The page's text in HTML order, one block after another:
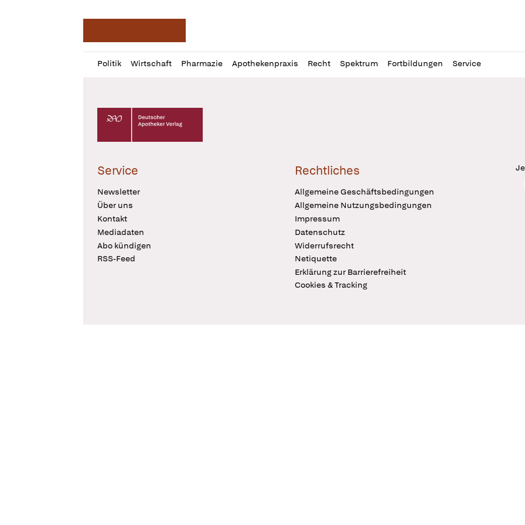
Politik Wirtschaft Pharmazie Apothekenpraxis Recht Spektrum Fortbildungen Service
Profil
öffnen
Daz
Pur
Deutscher Apotheker Verlag Logo
Service
Newsletter
Über uns
Kontakt
Mediadaten
Abo kündigen
RSS-Feed
Rechtliches
Allgemeine Geschäftsbedingungen
Allgemeine Nutzungsbedingungen
Impressum
Datenschutz
Widerrufsrecht
Netiquette
Erklärung zur Barrierefreiheit
Cookies & Tracking